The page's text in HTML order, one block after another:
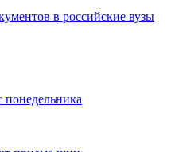
в российские вузы
понедельника